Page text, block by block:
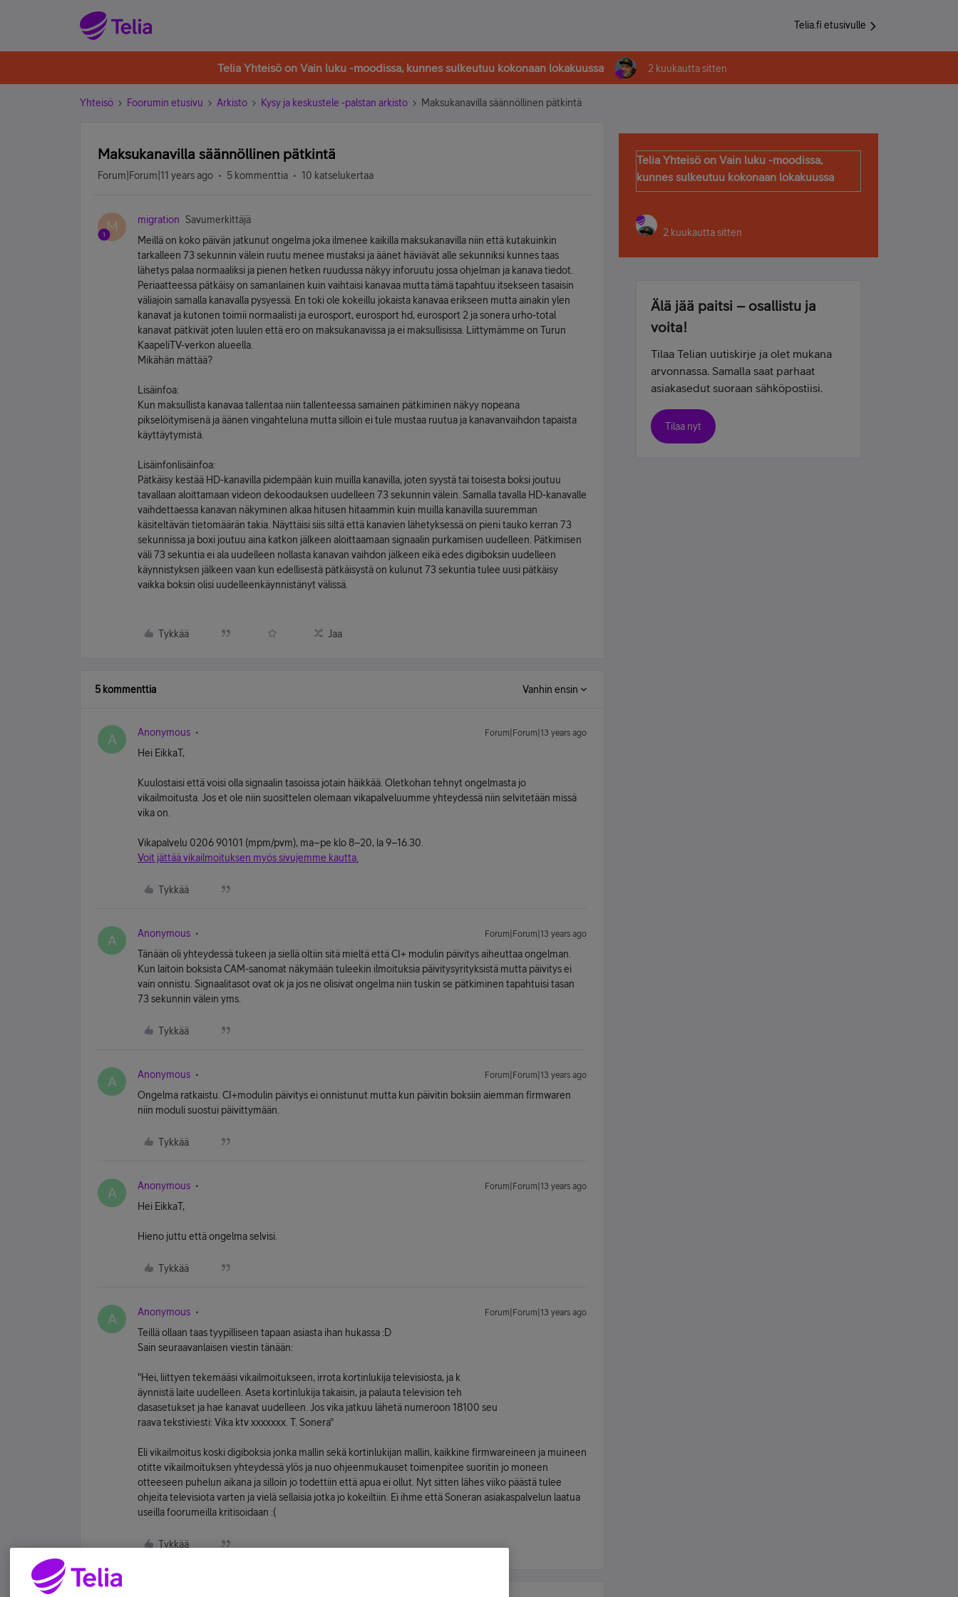
Telia.fi etusivulle
Telia Yhteisö on Vain luku -moodissa, kunnes sulkeutuu kokonaan lokakuussa 2 kuukautta sitten
Yhteisö Foorumin etusivu Arkisto Kysy ja keskustele -palstan arkisto Maksukanavilla säännöllinen pätkintä
Maksukanavilla säännöllinen pätkintä
Forum|Forum|11 years ago 5 kommenttia 10 katselukertaa
M migration
Savumerkittäjä
Meillä on koko päivän jatkunut ongelma joka ilmenee kaikilla maksukanavilla niin että kutakuinkin
tarkalleen 73 sekunnin välein ruutu menee mustaksi ja äänet häviävät alle sekunniksi kunnes taas
lähetys palaa normaaliksi ja pienen hetken ruudussa näkyy inforuutu jossa ohjelman ja kanava tiedot.
Periaatteessa pätkäisy on samanlainen kuin vaihtaisi kanavaa mutta tämä tapahtuu itsekseen tasaisin
väliajoin samalla kanavalla pysyessä. En toki ole kokeillu jokaista kanavaa erikseen mutta ainakin ylen
kanavat ja kutonen toimii normaalisti ja eurosport, eurosport hd, eurosport 2 ja sonera urho-total
kanavat pätkivät joten luulen että ero on maksukanavissa ja ei maksullisissa. Liittymämme on Turun
KaapeliTV-verkon alueella.
Mikähän mättää?
Lisäinfoa:
Kun maksullista kanavaa tallentaa niin tallenteessa samainen pätkiminen näkyy nopeana
pikselöitymisenä ja äänen vingahteluna mutta silloin ei tule mustaa ruutua ja kanavanvaihdon tapaista
käyttäytymistä.
Lisäinfonlisäinfoa:
Pätkäisy kestää HD-kanavilla pidempään kuin muilla kanavilla, joten syystä tai toisesta boksi joutuu
tavallaan aloittamaan videon dekoodauksen uudelleen 73 sekunnin välein. Samalla tavalla HD-kanavalle
vaihdettaessa kanavan näkyminen alkaa hitusen hitaammin kuin muilla kanavilla suuremman
käsiteltävän tietomäärän takia. Näyttäisi siis siltä että kanavien lähetyksessä on pieni tauko kerran 73
sekunnissa ja boxi joutuu aina katkon jälkeen aloittaamaan signaalin purkamisen uudelleen. Pätkimisen
väli 73 sekuntia ei ala uudelleen nollasta kanavan vaihdon jälkeen eikä edes digiboksin uudelleen
käynnistyksen jälkeen vaan kun edellisestä pätkäisystä on kulunut 73 sekuntia tulee uusi pätkäisy
vaikka boksin olisi uudelleenkäynnistänyt välissä.
Tykkää Jaa
5 kommenttia Vanhin ensin
A Anonymous Forum|Forum|13 years ago
Hei EikkaT,
Kuulostaisi että voisi olla signaalin tasoissa jotain häikkää. Oletkohan tehnyt ongelmasta jo
vikailmoitusta. Jos et ole niin suosittelen olemaan vikapalveluumme yhteydessä niin selvitetään missä
vika on.
Vikapalvelu 0206 90101 (mpm/pvm), ma–pe klo 8–20, la 9–16.30.
Voit jättää vikailmoituksen myös sivujemme kautta.
Tykkää
A Anonymous Forum|Forum|13 years ago
Tänään oli yhteydessä tukeen ja siellä oltiin sitä mieltä että CI+ modulin päivitys aiheuttaa ongelman.
Kun laitoin boksista CAM-sanomat näkymään tuleekin ilmoituksia päivitysyrityksistä mutta päivitys ei
vain onnistu. Signaalitasot ovat ok ja jos ne olisivat ongelma niin tuskin se pätkiminen tapahtuisi tasan
73 sekunnin välein yms.
Tykkää
A Anonymous Forum|Forum|13 years ago
Ongelma ratkaistu. CI+modulin päivitys ei onnistunut mutta kun päivitin boksiin aiemman firmwaren
niin moduli suostui päivittymään.
Tykkää
A Anonymous Forum|Forum|13 years ago
Hei EikkaT,
Hieno juttu että ongelma selvisi.
Tykkää
A Anonymous Forum|Forum|13 years ago
Teillä ollaan taas tyypilliseen tapaan asiasta ihan hukassa :D
Sain seuraavanlaisen viestin tänään:
"Hei, liittyen tekemääsi vikailmoitukseen, irrota kortinlukija televisiosta, ja k
äynnistä laite uudelleen. Aseta kortinlukija takaisin, ja palauta television teh
dasasetukset ja hae kanavat uudelleen. Jos vika jatkuu lähetä numeroon 18100 seu
raava tekstiviesti: Vika ktv xxxxxxx. T. Sonera"
Eli vikailmoitus koski digiboksia jonka mallin sekä kortinlukijan mallin, kaikkine firmwareineen ja muineen
otitte vikailmoituksen yhteydessä ylös ja nuo ohjeenmukauset toimenpitee suoritin jo moneen
otteeseen puhelun aikana ja silloin jo todettiin että apua ei ollut. Nyt sitten lähes viiko päästä tulee
ohjeita televisiota varten ja vielä sellaisia jotka jo kokeiltiin. Ei ihme että Soneran asiakaspalvelun laatua
useilla foorumeilla kritisoidaan :(
Tykkää
Telia Yhteisö on Vain luku -moodissa,
kunnes sulkeutuu kokonaan lokakuussa
2 kuukautta sitten
Älä jää paitsi – osallistu ja
voita!
Tilaa Telian uutiskirje ja olet mukana
arvonnassa. Samalla saat parhaat
asiakasedut suoraan sähköpostiisi.
Tilaa nyt